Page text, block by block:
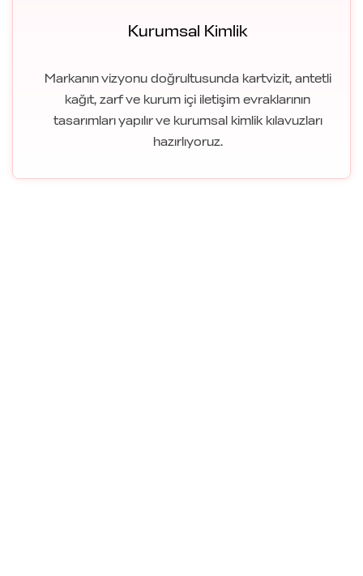
Kurumsal Kimlik
Markanın vizyonu doğrultusunda kartvizit, antetli
kağıt, zarf ve kurum içi iletişim evraklarının
tasarımları yapılır ve kurumsal kimlik kılavuzları
hazırlıyoruz.